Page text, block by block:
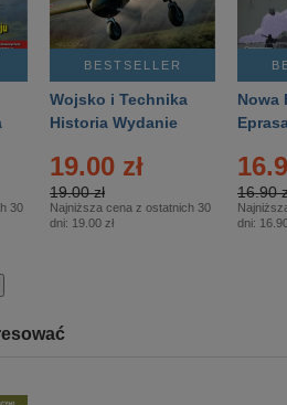
30
BESTSELLER
Wojsko i Technika
Historia Wydanie
– 2/2026
19.00 zł
19.00 zł
Najniższa cena z ostatnich 30
dni: 19.00 zł
Nowa
16.90
dni: